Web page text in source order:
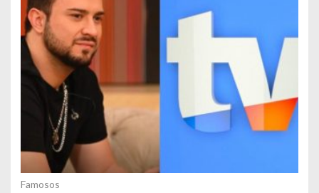
Famosos